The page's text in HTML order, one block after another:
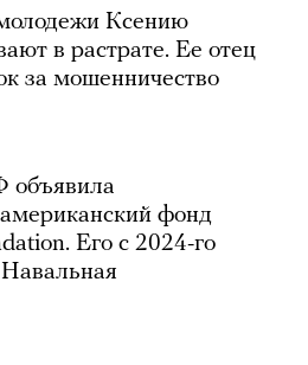
Ксению
в растрате. Ее отец
за мошенничество
объявила
фонд
Его с 2024-го